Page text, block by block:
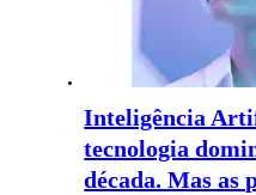
Inteligência
tecnologia
década. Mas as